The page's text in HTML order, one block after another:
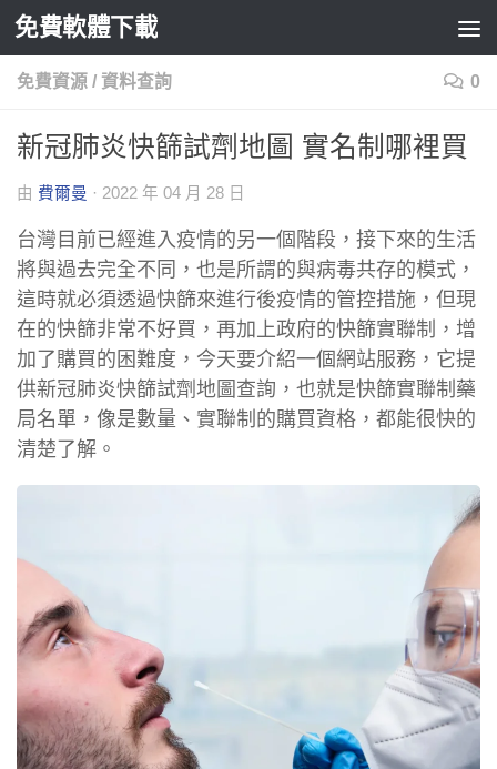
Skip to content
免費軟體下載
免費資源 / 資料查詢 0
新冠肺炎快篩試劑地圖 實名制哪裡買
由 費爾曼 · 2022 年 04 月 28 日
台灣目前已經進入疫情的另一個階段，接下來的生活
將與過去完全不同，也是所謂的與病毒共存的模式，
這時就必須透過快篩來進行後疫情的管控措施，但現
在的快篩非常不好買，再加上政府的快篩實聯制，增
加了購買的困難度，今天要介紹一個網站服務，它提
供新冠肺炎快篩試劑地圖查詢，也就是快篩實聯制藥
局名單，像是數量、實聯制的購買資格，都能很快的
清楚了解。